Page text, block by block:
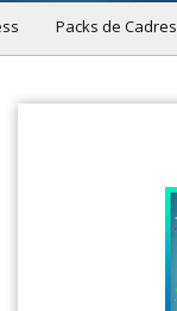
Packs de Cadres